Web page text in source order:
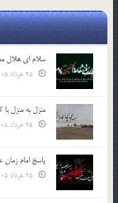
سلام ای هلال
منزل به منزل
پاسخ امام زمان